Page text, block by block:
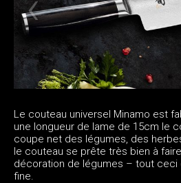
Le couteau universel Minamo est
une longueur de lame de 15cm le
coupe net des légumes, des
le couteau se prête très bien à
décoration de légumes – tout ceci
fine.